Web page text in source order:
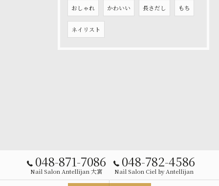
おしゃれ かわいい 長さだし もち
ネイリスト
048-871-7086
Nail Salon Antellijan 大宮
048-782-4586
Nail Salon Ciel by Antellijan